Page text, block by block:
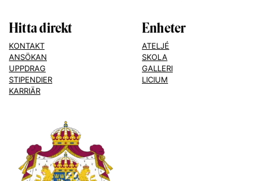
Hitta direkt
KONTAKT
ANSÖKAN
UPPDRAG
STIPENDIER
KARRIÄR
Enheter
ATELJÉ
SKOLA
GALLERI
LICIUM